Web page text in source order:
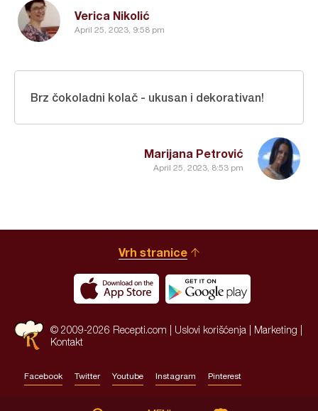
Verica Nikolić
April 25, 2023, 9:58 pm
Marijana Petrović
April 25, 2023, 8:53 pm
Brz čokoladni kolač - ukusan i dekorativan!
Vrh stranice
© 2009-2026 Recepti.com | Uslovi korišćenja Marketing
Kontakt
Facebook Twitter Youtube Instagram Pinterest